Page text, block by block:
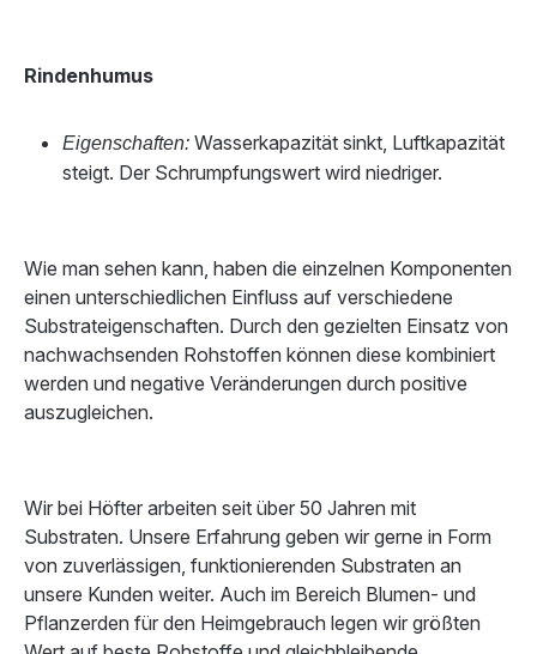
Rindenhumus
Eigenschaften: Wasserkapazität sinkt, Luftkapazität
steigt. Der Schrumpfungswert wird niedriger.
Wie man sehen kann, haben die einzelnen Komponenten
einen unterschiedlichen Einfluss auf verschiedene
Substrateigenschaften. Durch den gezielten Einsatz von
nachwachsenden Rohstoffen können diese kombiniert
werden und negative Veränderungen durch positive
auszugleichen.
Wir bei Höfter arbeiten seit über 50 Jahren mit
Substraten. Unsere Erfahrung geben wir gerne in Form
von zuverlässigen, funktionierenden Substraten an
unsere Kunden weiter. Auch im Bereich Blumen- und
Pflanzerden für den Heimgebrauch legen wir größten